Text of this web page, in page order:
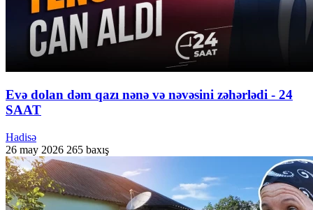
Evə dolan dəm qazı nənə və nəvəsini zəhərlədi - 24
SAAT
Hadisə
26 may 2026 265 baxış